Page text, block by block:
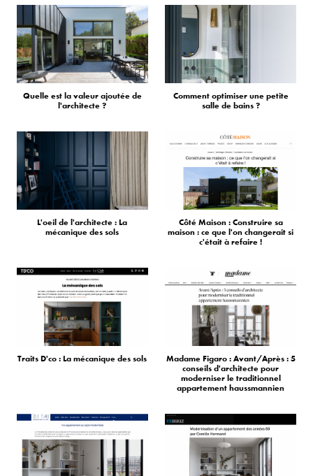
Quelle est la valeur ajoutée de
l'architecte ?
Comment optimiser une petite
salle de bains ?
L'oeil de l'architecte : La
mécanique des sols
Côté Maison : Construire sa
maison : ce que l'on changerait si
c'était à refaire !
Traits D'co : La mécanique des sols
Madame Figaro : Avant/Après : 5
conseils d'architecte pour
moderniser le traditionnel
appartement haussmannien